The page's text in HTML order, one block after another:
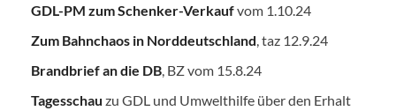
GDL-PM zum Schenker-Verkaufvom 1.10.24
Zum Bahnchaos in Norddeutschland , taz 12.9.24
Brandbrief an die DB , BZ vom 15.8.24
Tagesschau zu GDL und Umwelthilfe über den Erhalt